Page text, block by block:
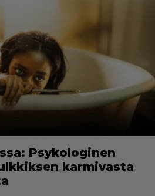
Psykologinen
karmivasta